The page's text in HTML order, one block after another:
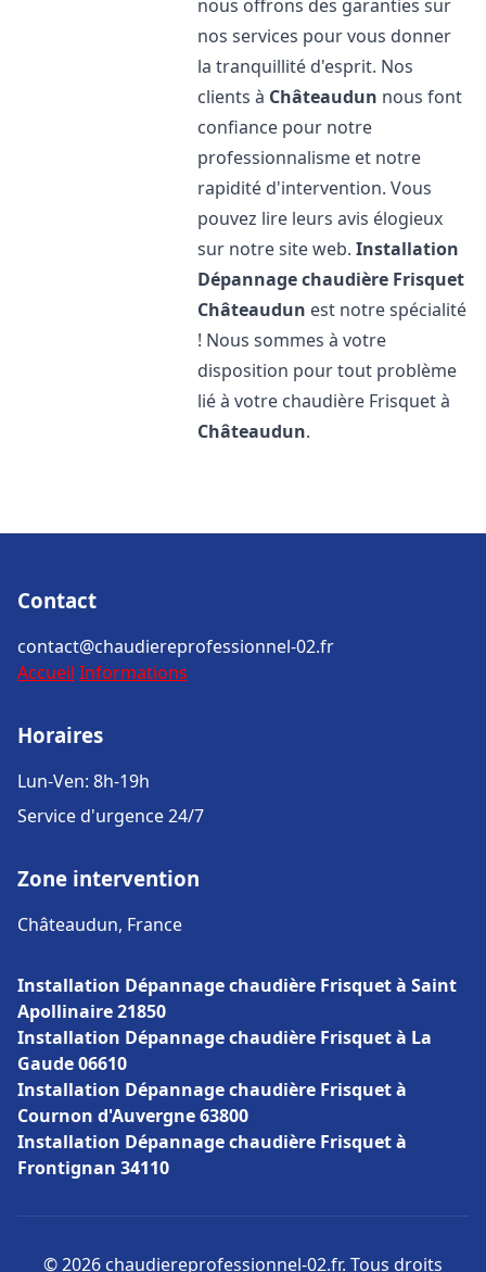
nous offrons des garanties sur
nos services pour vous donner
la tranquillité d'esprit. Nos
clients à Châteaudun nous font
confiance pour notre
professionnalisme et notre
rapidité d'intervention. Vous
pouvez lire leurs avis élogieux
sur notre site web.Installation
Dépannage chaudière Frisquet
Châteaudun est notre spécialité
! Nous sommes à votre
disposition pour tout problème
lié à votre chaudière Frisquet à
Châteaudun.
Contact
contact@chaudiereprofessionnel-02.fr
Accueil Informations
Horaires
Lun-Ven: 8h-19h
Service d'urgence 24/7
Zone intervention
Châteaudun, France
Installation Dépannage chaudière Frisquet à Saint
Apollinaire 21850
Installation Dépannage chaudière Frisquet à La
Gaude 06610
Installation Dépannage chaudière Frisquet à
Cournon d'Auvergne 63800
Installation Dépannage chaudière Frisquet à
Frontignan 34110
© 2026 chaudiereprofessionnel-02.fr. Tous droits